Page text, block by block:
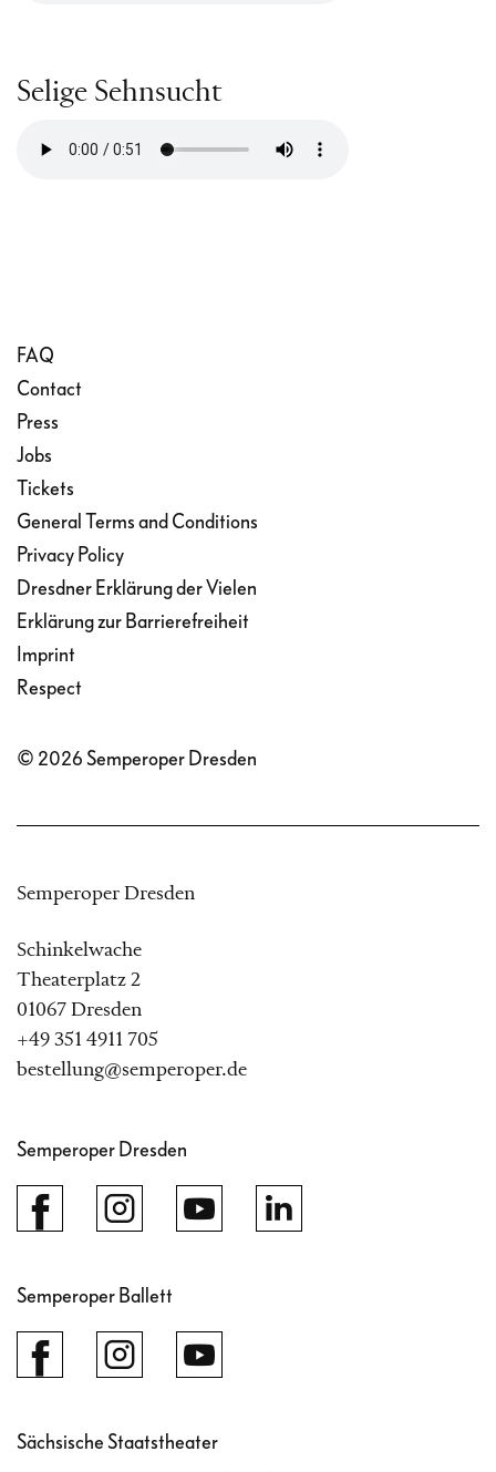
Selige Sehnsucht
FAQ
Contact
Press
Jobs
Tickets
General Terms and Conditions
Privacy Policy
Dresdner Erklärung der Vielen
Erklärung zur Barrierefreiheit
Imprint
Respect
© 2026 Semperoper Dresden
Semperoper Dresden
Schinkelwache
Theaterplatz 2
01067 Dresden
+49 351 4911 705
bestellung@semperoper.de
Semperoper Dresden
Semperoper Ballett
Sächsische Staatstheater